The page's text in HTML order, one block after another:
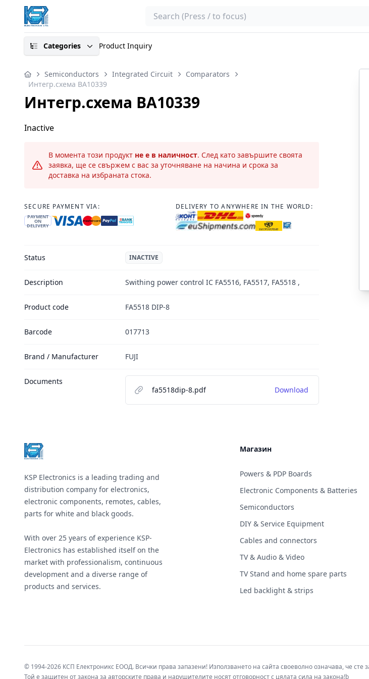
Search
Categories Product Inquiry
Semiconductors Integrated Circuit
Comparators
Интегр.схема BA10339
Интегр.схема BA10339
Inactive
В момента този продукт не е в наличност. След като завършите своята
заявка, ще се свържем с вас за уточняване на начина и срока за
доставка на избраната стока.
SECURE PAYMENT VIA:
PAYMENT
ON
DELIVERY
DELIVERY TO ANYWHERE IN THE WORLD:
Status INACTIVE
Description Swithing power control IC FA5516, FA5517, FA5518 ,
Product code FA5518 DIP-8
Barcode 017713
Brand / Manufacturer FUJI
Documents
fa5518dip-8.pdf
Download
KSP Electronics is a leading trading and
distribution company for electronics,
electronic components, remotes, cables,
parts for white and black goods.
With over 25 years of experience KSP-
Electronics has established itself on the
market with professionalism, continuous
development and a diverse range of
products and services.
Магазин
Powers & PDP Boards
Electronic Components & Batteries
Semiconductors
DIY & Service Equipment
Cables and connectors
TV & Audio & Video
TV Stand and home spare parts
Led backlight & strips
© 1994-2026 КСП Електроникс ЕООД. Всички права запазени! Използването на сайта своеволно означава, че
Той е защитен от закона за авторските права и нарушителите носят отговорност с цялата сила на закона!b